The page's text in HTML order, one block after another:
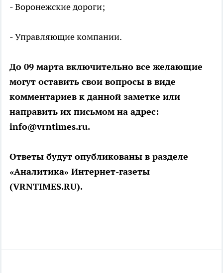
- Воронежские дороги;
- Управляющие компании.
До 09 марта включительно все желающие
могут оставить свои вопросы в виде
комментариев к данной заметке или
направить их письмом на адрес:
info@vrntimes.ru.
Ответы будут опубликованы в разделе
«Аналитика» Интернет-газеты
(VRNTIMES.RU).